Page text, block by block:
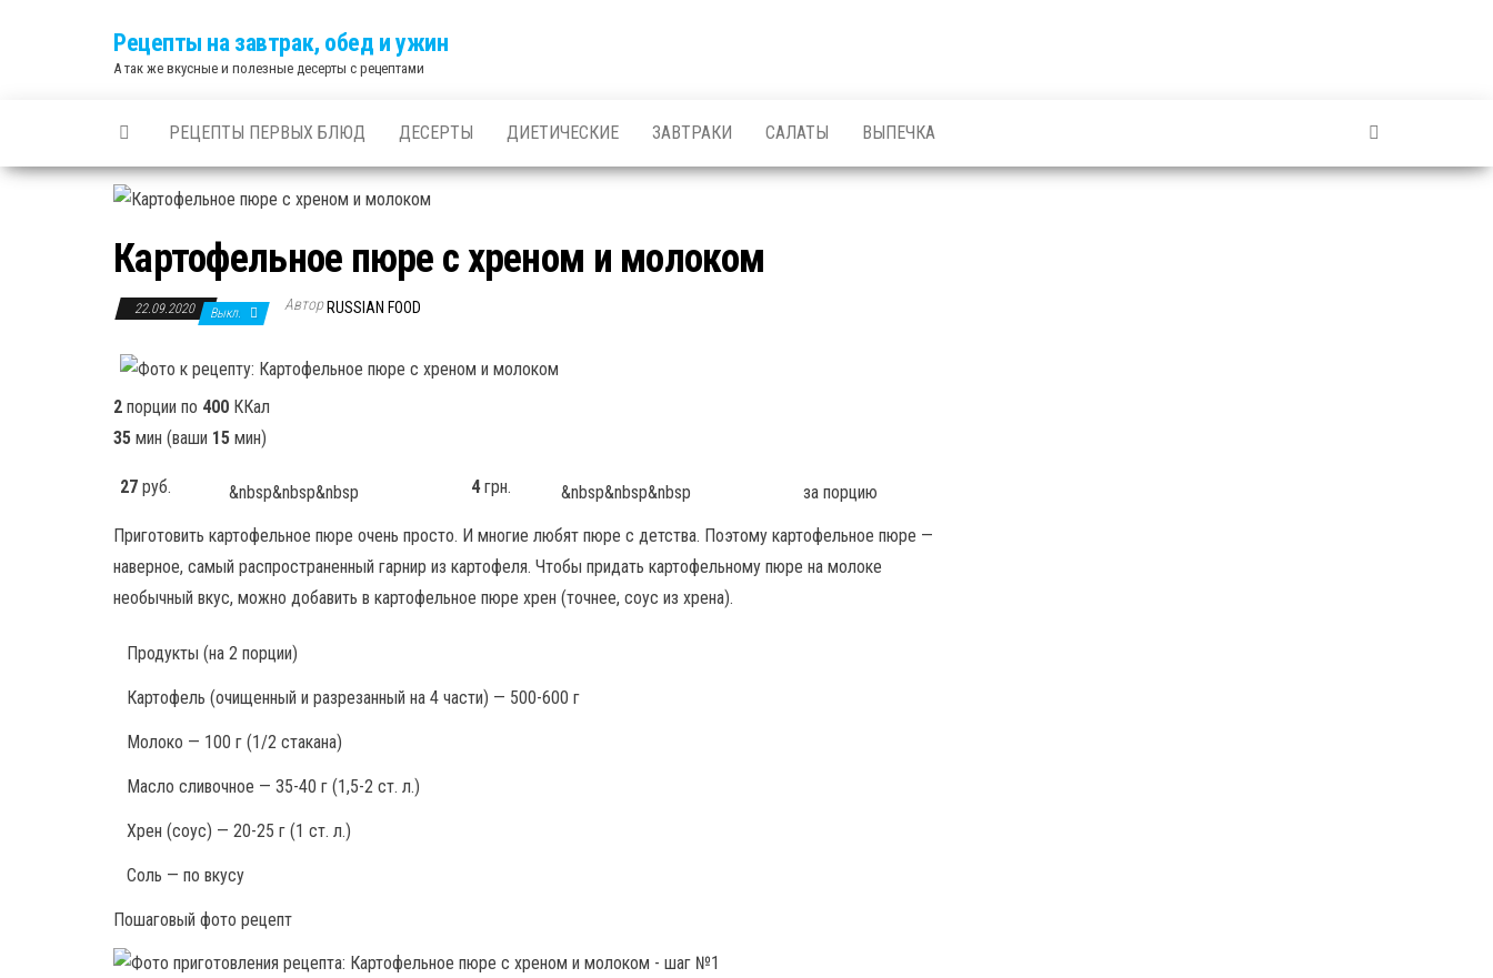
Рецепты на завтрак, обед и ужин
А так же вкусные и полезные десерты с рецептами
РЕЦЕПТЫ ПЕРВЫХ БЛЮД ДЕСЕРТЫ ДИЕТИЧЕСКИЕ ЗАВТРАКИ САЛАТЫ ВЫПЕЧКА
Картофельное пюре с хреном и молоком
22.09.2020 Выкл. Автор RUSSIAN FOOD
2 порции по 400 ККал
35 мин (ваши 15 мин)
27 руб. &nbsp&nbsp&nbsp 4грн. &nbsp&nbsp&nbsp за порцию
Приготовить картофельное пюре очень просто. И многие любят пюре с детства. Поэтому картофельное пюре —
наверное, самый распространенный гарнир из картофеля. Чтобы придать картофельному пюре на молоке
необычный вкус, можно добавить в картофельное пюре хрен (точнее, соус из хрена).
Продукты (на 2 порции)
Картофель (очищенный и разрезанный на 4 части) — 500-600 г
Молоко — 100 г (1/2 стакана)
Масло сливочное — 35-40 г (1,5-2 ст. л.)
Хрен (соус) — 20-25 г (1 ст. л.)
Соль — по вкусу
Пошаговый фото рецепт